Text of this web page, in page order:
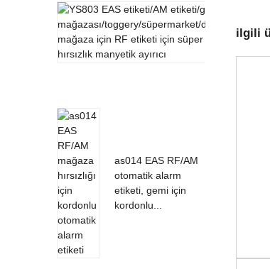
as014 EAS RF/AM
otomatik alarm
etiketi, gemi için
kordonlu...
ilgili